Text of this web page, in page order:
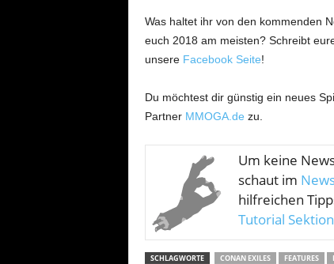
Was haltet ihr von den kommenden
euch 2018 am meisten? Schreibt
unsere Facebook Seite!
Du möchtest dir günstig ein neues
Partner MMOGA.de zu.
Um keine
schaut im
hilfreichen
Tutorial Sektion
SCHLAGWORTE CONAN EXILES FEATURES